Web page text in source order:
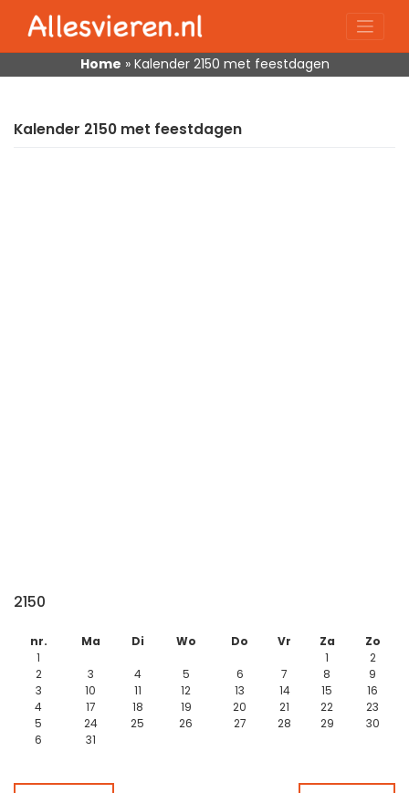
content
Home » Kalender 2150 met feestdagen
Kalender 2150 met feestdagen
2150
nr. Ma Di Wo Do Vr Za
Zo
1
1
2
2
3 4 5 6 7 8
9
3
10 11 12 13 14 15
16
4
17 18 19 20 21 22
23
5
24 25 26 27 28 29
30
6
31